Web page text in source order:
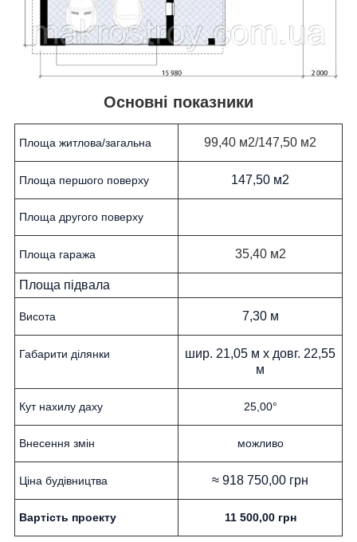
Основні показники
Площа житлова/загальна 99,40 м2/147,50 м2
Площа першого поверху 147,50 м2
Площа другого поверху
Площа гаража 35,40 м2
Площа підвала
Висота 7,30 м
Габарити ділянки
шир. 21,05 м х довг. 22,55
м
Кут нахилу даху 25,00°
Внесення змін можливо
Ціна будівництва ≈ 918 750,00 грн
Вартість проекту 11 500,00 грн